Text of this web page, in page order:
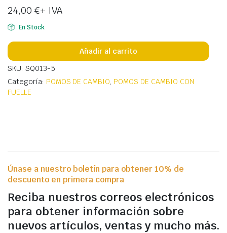
24,00 €+ IVA
En Stock
Añadir al carrito
SKU: SQ013-5
Categoría: POMOS DE CAMBIO, POMOS DE CAMBIO CON
FUELLE
Únase a nuestro boletín para obtener 10% de
descuento en primera compra
Reciba nuestros correos electrónicos
para obtener información sobre
nuevos artículos, ventas y mucho más.